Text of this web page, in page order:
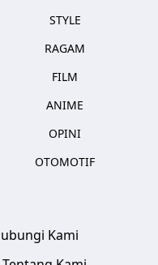
STYLE
RAGAM
FILM
ANIME
OPINI
OTOMOTIF
Kami